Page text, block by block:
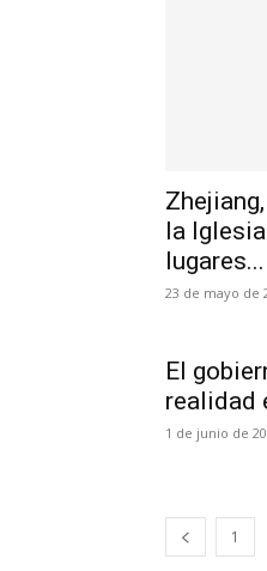
la
lugares...
23 de mayo de
El
realidad
1 de junio de
1